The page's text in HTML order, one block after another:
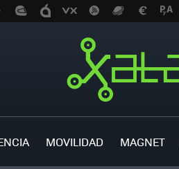
MOVILIDAD MAGNET